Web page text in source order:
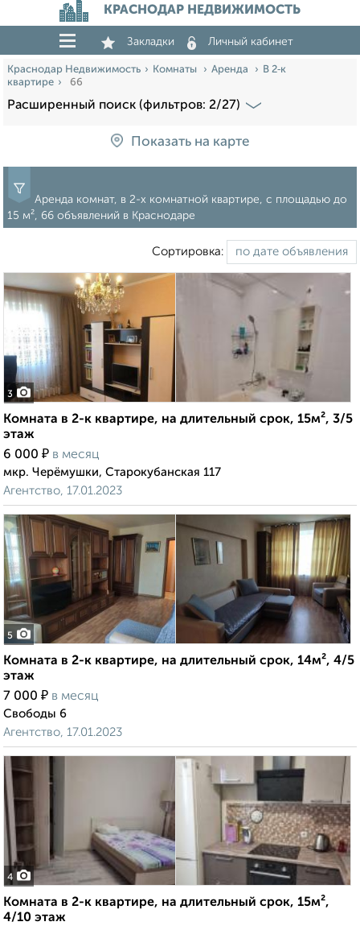
КРАСНОДАР НЕДВИЖИМОСТЬ
Закладки Личный кабинет
Краснодар Недвижимость Комнаты Аренда
В 2‑к
квартире
66
Расширенный поиск (фильтров: 2/27)
Показать на карте
Аренда комнат, в 2-х комнатной квартире, c площадью до
15 м², 66 объявлений в Краснодаре
Сортировка:
3
Комната в 2-к квартире, на длительный срок, 15м², 3/5
этаж
6 000 ₽ в месяц
мкр. Черёмушки, Старокубанская 117
Агентство, 17.01.2023
5
Комната в 2-к квартире, на длительный срок, 14м², 4/5
этаж
7 000 ₽ в месяц
Свободы 6
Агентство, 17.01.2023
4
Комната в 2-к квартире, на длительный срок, 15м²,
4/10 этаж